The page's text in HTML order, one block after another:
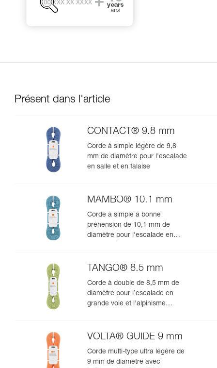
Présent dans l'article
CONTACT® 9.8 mm
Corde à simple légère de 9,8
mm de diamètre pour l'escalade
en salle et en falaise
MAMBO® 10.1 mm
Corde à simple à bonne
préhension de 10,1 mm de
diamètre pour l'escalade en
TANGO® 8.5 mm
Corde à double de 8,5 mm de
diamètre pour l’escalade en
grande voie et l'alpinisme
VOLTA® GUIDE 9 mm
Corde multi-type ultra légère de
9 mm de diamètre avec